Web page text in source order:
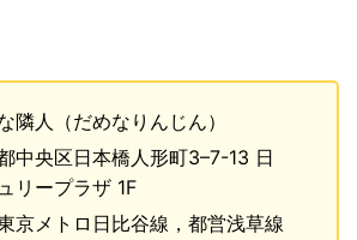
隣人（だめなりんじん）
中央区日本橋人形町3–7-13 日
リープラザ 1F
京メトロ日比谷線，都営浅草線